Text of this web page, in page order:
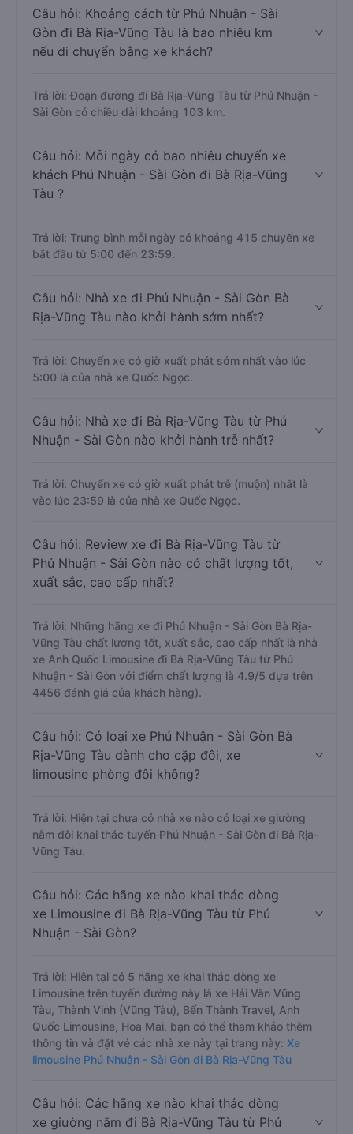
Câu hỏi: Khoảng cách từ Phú Nhuận - Sài
Gòn đi Bà Rịa-Vũng Tàu là bao nhiêu km
nếu di chuyển bằng xe khách?
Trả lời: Đoạn đường đi Bà Rịa-Vũng Tàu từ Phú Nhuận -
Sài Gòn có chiều dài khoảng 103 km.
Câu hỏi: Mỗi ngày có bao nhiêu chuyến xe
khách Phú Nhuận - Sài Gòn đi Bà Rịa-Vũng
Tàu ?
Trả lời: Trung bình mỗi ngày có khoảng 415 chuyến xe
bắt đầu từ 5:00 đến 23:59.
Câu hỏi: Nhà xe đi Phú Nhuận - Sài Gòn Bà
Rịa-Vũng Tàu nào khởi hành sớm nhất?
Trả lời: Chuyến xe có giờ xuất phát sớm nhất vào lúc
5:00 là của nhà xe Quốc Ngọc.
Câu hỏi: Nhà xe đi Bà Rịa-Vũng Tàu từ Phú
Nhuận - Sài Gòn nào khởi hành trễ nhất?
Trả lời: Chuyến xe có giờ xuất phát trễ (muộn) nhất là
vào lúc 23:59 là của nhà xe Quốc Ngọc.
Câu hỏi: Review xe đi Bà Rịa-Vũng Tàu từ
Phú Nhuận - Sài Gòn nào có chất lượng tốt,
xuất sắc, cao cấp nhất?
Trả lời: Những hãng xe đi Phú Nhuận - Sài Gòn Bà Rịa-
Vũng Tàu chất lượng tốt, xuất sắc, cao cấp nhất là nhà
xe Anh Quốc Limousine đi Bà Rịa-Vũng Tàu từ Phú
Nhuận - Sài Gòn với điểm chất lượng là 4.9/5 dựa trên
4456 đánh giá của khách hàng).
Câu hỏi: Có loại xe Phú Nhuận - Sài Gòn Bà
Rịa-Vũng Tàu dành cho cặp đôi, xe
limousine phòng đôi không?
Trả lời: Hiện tại chưa có nhà xe nào có loại xe giường
nằm đôi khai thác tuyến Phú Nhuận - Sài Gòn đi Bà Rịa-
Vũng Tàu.
Câu hỏi: Các hãng xe nào khai thác dòng
xe Limousine đi Bà Rịa-Vũng Tàu từ Phú
Nhuận - Sài Gòn?
Trả lời: Hiện tại có 5 hãng xe khai thác dòng xe
Limousine trên tuyến đường này là xe Hải Vân Vũng
Tàu, Thành Vinh (Vũng Tàu), Bến Thành Travel, Anh
Quốc Limousine, Hoa Mai, bạn có thể tham khảo thêm
thông tin và đặt vé các nhà xe này tại trang này: Xe
limousine Phú Nhuận - Sài Gòn đi Bà Rịa-Vũng Tàu
Câu hỏi: Các hãng xe nào khai thác dòng
xe giường nằm đi Bà Rịa-Vũng Tàu từ Phú